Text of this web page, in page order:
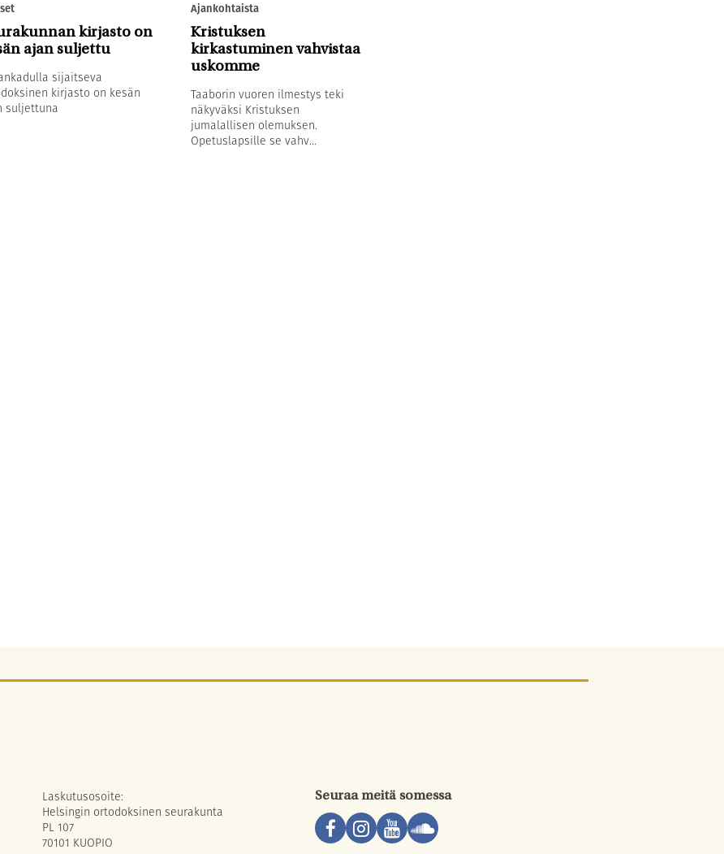
kirjasto on
ajan suljettu
sijaitseva
kirjasto on kesän
suljettuna
Ajankohtaista
Kristuksen
kirkastuminen vahvistaa
uskomme
Taaborin vuoren ilmestys teki
näkyväksi Kristuksen
jumalallisen olemuksen.
Opetuslapsille se vahv...
Laskutusosoite:
Helsingin ortodoksinen seurakunta
PL 107
70101 KUOPIO
Seuraa meitä somessa